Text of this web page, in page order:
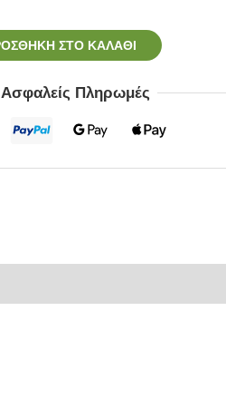
ΣΤΟ ΚΑΛΆΘΙ
Ασφαλείς Πληρωμές